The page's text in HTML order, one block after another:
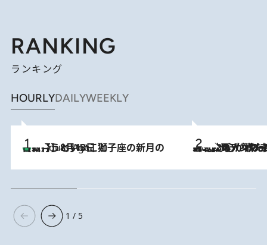
RANKING
ランキング
HOURLYDAILYWEEKLY
5 Hours Ago
【新月】8月13日 獅子座の新月の日に行うといいこと 2026.8.8
《北欧の人々の幸福度が高いのは…》元デンマーク親善大使が出会った“心が満たされる暮らし”「いいかげんにヒュッゲしなさい！」
1 / 5